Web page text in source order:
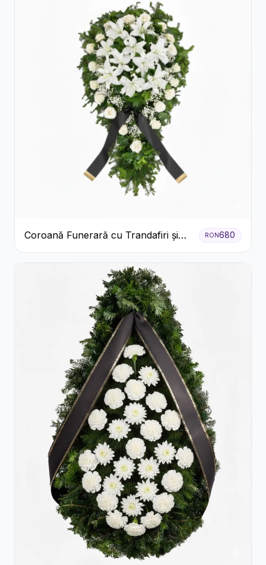
Coroană Funerară cu Trandafiri și
Crini
RON680